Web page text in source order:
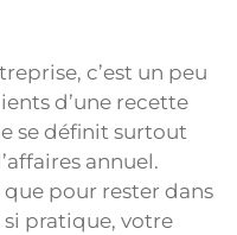
c’est un peu
d’une recette
se définit surtout
annuel.
que pour rester dans
pratique, votre